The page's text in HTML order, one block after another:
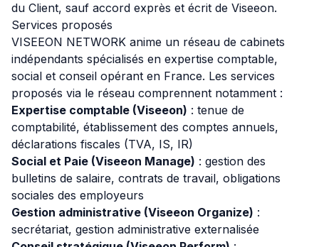
du Client, sauf accord exprès et écrit de Viseeon.
Services proposés
VISEEON NETWORK anime un réseau de cabinets
indépendants spécialisés en expertise comptable,
social et conseil opérant en France. Les services
proposés via le réseau comprennent notamment :
Expertise comptable (Viseeon) : tenue de
comptabilité, établissement des comptes annuels,
déclarations fiscales (TVA, IS, IR)
Social et Paie (Viseeon Manage) : gestion des
bulletins de salaire, contrats de travail, obligations
sociales des employeurs
Gestion administrative (Viseeon Organize) :
secrétariat, gestion administrative externalisée